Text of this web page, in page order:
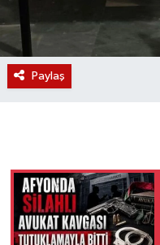
Paylaş